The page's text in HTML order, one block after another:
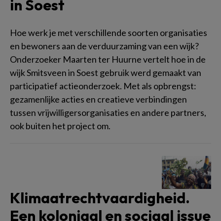
in Soest
Hoe werk je met verschillende soorten organisaties
en bewoners aan de verduurzaming van een wijk?
Onderzoeker Maarten ter Huurne vertelt hoe in de
wijk Smitsveen in Soest gebruik werd gemaakt van
participatief actieonderzoek. Met als opbrengst:
gezamenlijke acties en creatieve verbindingen
tussen vrijwilligersorganisaties en andere partners,
ook buiten het project om.
Klimaatrechtvaardigheid.
Een koloniaal en sociaal issue